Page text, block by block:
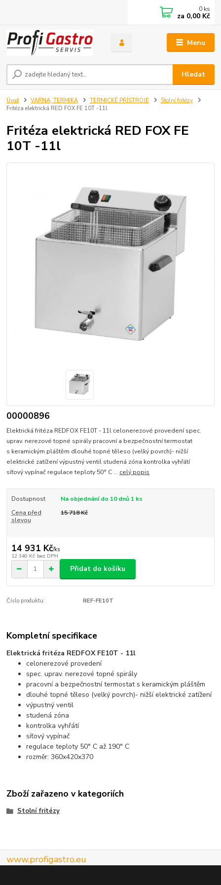
Menu
Hledat
0 ks
za 0,00 Kč
Úvod VARNA, TERMIKA TERMICKÉ PŘÍSTROJE
Stolní fritézy
Fritéza elektrická RED FOX FE 10T -11l
Fritéza elektrická RED FOX FE
10T -11l
00000896
Elektrická fritéza REDFOX FE10T - 11l celonerezové provedení spec.
uprav. nerezové topné spirály pracovní a bezpečnostní termostat
s keramickým pláštěm dlouhé topné těleso (velký povrch)- nižší
elektrické zatížení výpustný ventil studená zóna kontrolka vyhřátí
síťový vypínač regulace teploty 50° C ... celý popis
Dostupnost
Na objednání do 10 dnů 1 ks
Cena před
slevou
15 718 Kč
14 931 Kč/ks
12 340 Kč bez DPH
Přidat do košíku
Číslo produktu: REF-FE10T
Kompletní specifikace
Elektrická fritéza REDFOX FE10T - 11l
celonerezové provedení
spec. uprav. nerezovétopné spirály
pracovní a bezpečnostnítermostat skeramickým pláštěm
dlouhétopnétěleso (velký povrch)- nižší elektrické zatížení
výpustnýventil
studená zóna
kontrolkavyhřátí
síťovývypínač
regulaceteploty 50° C až 190° C
rozměr: 360x420x370
Zboží zařazeno v kategoriích
Stolní fritézy
www.profigastro.eu